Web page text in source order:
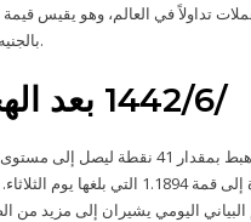
تداولاً في العالم، وهو يقيس قيمة
بالجنيه الاسترليني.
5‏‏/6‏‏/1442 بعد الهجرة
محاولة فاشلة للعودة إلى قمة 1.1894 التي
اليومي يشيران إلى مزيد من